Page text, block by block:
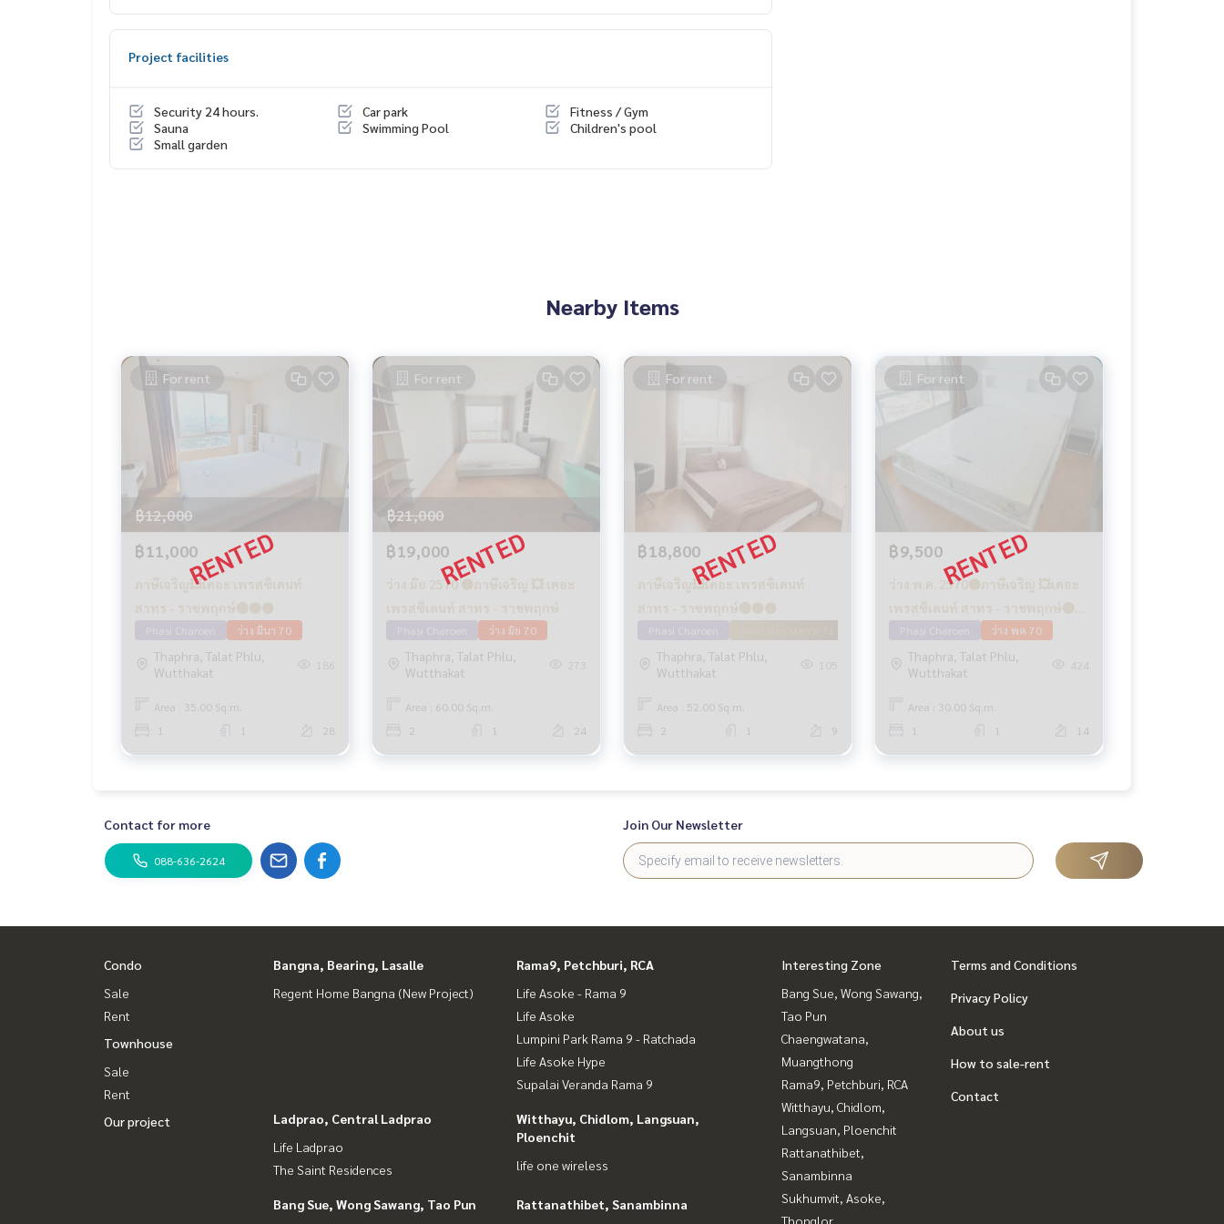
Project facilities
Security 24 hours. Car park
Fitness / Gym
Sauna
Swimming Pool
Children's pool
Small garden
Nearby Items
For rent
฿12,000
฿11,000
ภาษีเจริญ💥เดอะ เพรสซิเดนท์
สาทร - ราชพฤกษ์🔴🟢🟡
ว่าง มีนา 70
Thaphra, Talat Phlu,
Wutthakat
186
Area : 35.00 Sq.m.
1
1 28
For rent
฿21,000
฿19,000
ว่าง มิย 2570 🟡ภาษีเจริญ 💥 เดอะ
เพรสซิเดนท์ สาทร - ราชพฤกษ์
ว่าง มิย 70
Thaphra, Talat Phlu,
Wutthakat
273
Area : 60.00 Sq.m.
2
1 24
For rent
฿18,800
ภาษีเจริญ💥เดอะ เพรสซิเดนท์
สาทร - ราชพฤกษ์🔴🟢🟡
Thaphra, Talat Phlu,
Wutthakat
105
Area : 52.00 Sq.m.
2
1 9
For rent
฿9,500
ว่าง พ.ค. 2570🟡ภาษีเจริญ 💥เดอะ
เพรสซิเดนท์ สาทร - ราชพฤกษ์🔴🟢
ว่าง พค 70
Thaphra, Talat Phlu,
Wutthakat
424
Area : 30.00 Sq.m.
1
1 14
Contact for more
088-636-2624
Join Our Newsletter
Condo
Sale
Rent
Townhouse
Sale
Rent
Our project
Bangna, Bearing, Lasalle
Regent Home Bangna (New Project)
Rama9, Petchburi, RCA
Life Asoke - Rama 9
Life Asoke
Lumpini Park Rama 9 - Ratchada
Life Asoke Hype
Supalai Veranda Rama 9
Ladprao, Central Ladprao
Life Ladprao
The Saint Residences
Witthayu, Chidlom, Langsuan,
Ploenchit
life one wireless
Bang Sue, Wong Sawang, Tao Pun
Rattanathibet, Sanambinna
Interesting Zone
Bang Sue, Wong Sawang,
Tao Pun
Chaengwatana,
Muangthong
Rama9, Petchburi, RCA
Witthayu, Chidlom,
Langsuan, Ploenchit
Rattanathibet,
Sanambinna
Sukhumvit, Asoke,
Thonglor
Terms and Conditions
Privacy Policy
About us
How to sale-rent
Contact